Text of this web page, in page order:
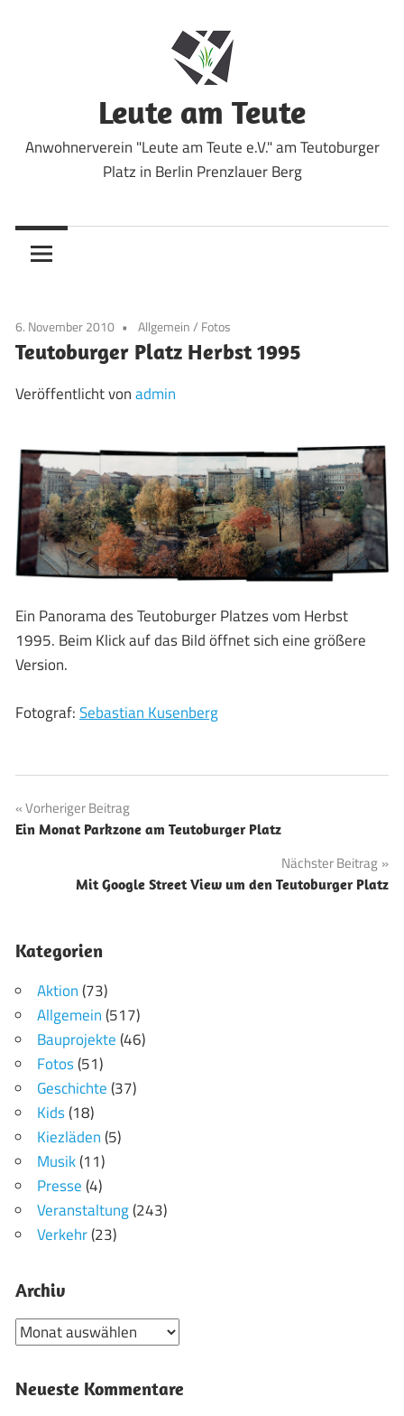
Leute am Teute
Anwohnerverein "Leute am Teute e.V." am Teutoburger
Platz in Berlin Prenzlauer Berg
6. November 2010 Allgemein/ Fotos
Teutoburger Platz Herbst 1995
Veröffentlicht vonadmin
Ein Panorama des Teutoburger Platzes vom Herbst
1995. Beim Klick auf das Bild öffnet sich eine größere
Version.
Fotograf:Sebastian Kusenberg
Beitragsnavigation
Vorheriger Beitrag
Ein Monat Parkzone am Teutoburger Platz
Nächster Beitrag
Mit Google Street View um den Teutoburger Platz
Kategorien
Aktion(73)
Allgemein(517)
Bauprojekte(46)
Fotos(51)
Geschichte(37)
Kids(18)
Kiezläden(5)
Musik(11)
Presse(4)
Veranstaltung(243)
Verkehr(23)
Archiv
Archiv
Neueste Kommentare